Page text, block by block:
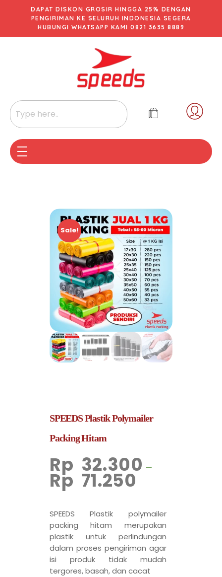
DAPAT DISKON GROSIR HINGGA 25% DENGAN
PENGIRIMAN KE SELURUH INDONESIA SEGERA
HUBUNGI WHATSAPP KAMI 0821 3635 8889
Sale!
SPEEDS Plastik Polymailer
Packing Hitam
Rp 32.300 –
Rp 71.250
SPEEDS Plastik polymailer
packing hitam merupakan
plastik untuk perlindungan
dalam proses pengiriman agar
isi produk tidak mudah
tergores, basah, dan cacat